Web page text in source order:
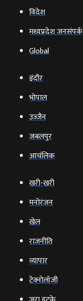
विदेश
मध्यप्रदेश जनसंपर्क
Global
इंदौर
भोपाल
उज्‍जैन
जबलपुर
आचंलिक
खरी-खरी
मनोरंजन
खेल
राजनीति
व्‍यापार
टेक्‍नोलॉजी